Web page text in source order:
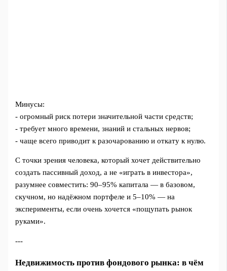
Минусы:
- огромный риск потери значительной части средств;
- требует много времени, знаний и стальных нервов;
- чаще всего приводит к разочарованию и откату к нулю.
С точки зрения человека, который хочет действительно
создать пассивный доход, а не «играть в инвестора»,
разумнее совместить: 90–95% капитала — в базовом,
скучном, но надёжном портфеле и 5–10% — на
эксперименты, если очень хочется «пощупать рынок
руками».
---
Недвижимость против фондового рынка: в чём